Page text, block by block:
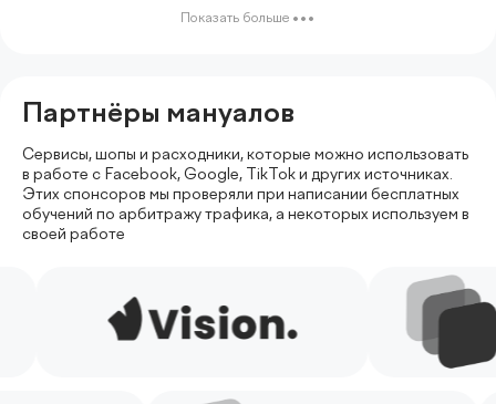
Показать больше
Партнёры мануалов
Сервисы, шопы и расходники, которые можно использовать
в работе с Facebook, Google, TikTok и других источниках.
Этих спонсоров мы проверяли при написании бесплатных
обучений по арбитражу трафика, а некоторых используем в
своей работе